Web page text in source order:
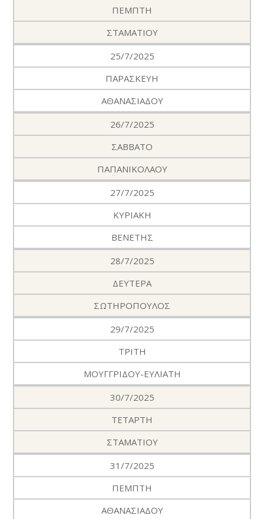
ΠΕΜΠΤΗ
ΣΤΑΜΑΤΙΟΥ
25/7/2025
ΠΑΡΑΣΚΕΥΗ
ΑΘΑΝΑΣΙΑΔΟΥ
26/7/2025
ΣΑΒΒΑΤΟ
ΠΑΠΑΝΙΚΟΛΑΟΥ
27/7/2025
ΚΥΡΙΑΚΗ
ΒΕΝΕΤΗΣ
28/7/2025
ΔΕΥΤΕΡΑ
ΣΩΤΗΡΟΠΟΥΛΟΣ
29/7/2025
ΤΡΙΤΗ
ΜΟΥΓΓΡΙΔΟΥ-ΕΥΛΙΑΤΗ
30/7/2025
ΤΕΤΑΡΤΗ
ΣΤΑΜΑΤΙΟΥ
31/7/2025
ΠΕΜΠΤΗ
ΑΘΑΝΑΣΙΑΔΟΥ